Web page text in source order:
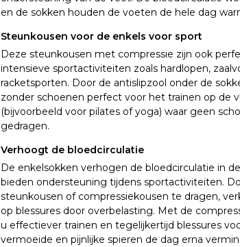
en de sokken houden de voeten de hele dag
Steunkousen voor de enkels voor sport
Deze steunkousen met compressie zijn ook
intensieve sportactiviteiten zoals hardlopen,
racketsporten. Door de antislipzool onder de
zonder schoenen perfect voor het trainen op de
(bijvoorbeeld voor pilates of yoga) waar geen
gedragen.
Verhoogt de bloedcirculatie
De enkelsokken verhogen de bloedcirculatie in
bieden ondersteuning tijdens sportactiviteiten.
steunkousen of compressiekousen te dragen,
op blessures door overbelasting. Met de
u effectiever trainen en tegelijkertijd blessures
vermoeide en pijnlijke spieren de dag erna